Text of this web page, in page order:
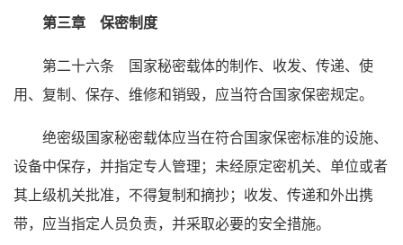
第三章 保密制度
第二十六条 国家秘密载体的制作、收发、传递、使
用、复制、保存、维修和销毁，应当符合国家保密规定。
绝密级国家秘密载体应当在符合国家保密标准的设施、
设备中保存，并指定专人管理；未经原定密机关、单位或者
其上级机关批准，不得复制和摘抄；收发、传递和外出携
带，应当指定人员负责，并采取必要的安全措施。